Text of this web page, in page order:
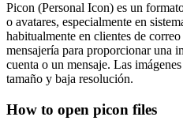
Picon (Personal Icon) es un
o avatares, especialmente en
habitualmente en clientes de
mensajería para proporcionar una
cuenta o un mensaje. Las
tamaño y baja resolución.
How to open picon files